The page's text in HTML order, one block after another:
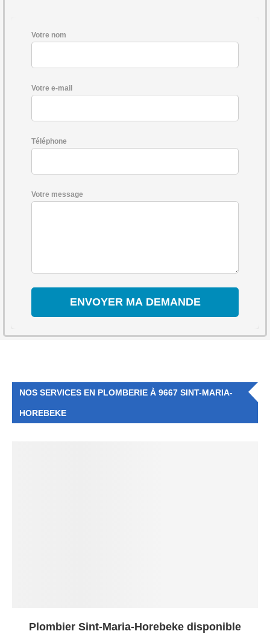
Votre nom
Votre e-mail
Téléphone
Votre message
NOS SERVICES EN PLOMBERIE À 9667 SINT-MARIA-
HOREBEKE
Plombier Sint-Maria-Horebeke disponible